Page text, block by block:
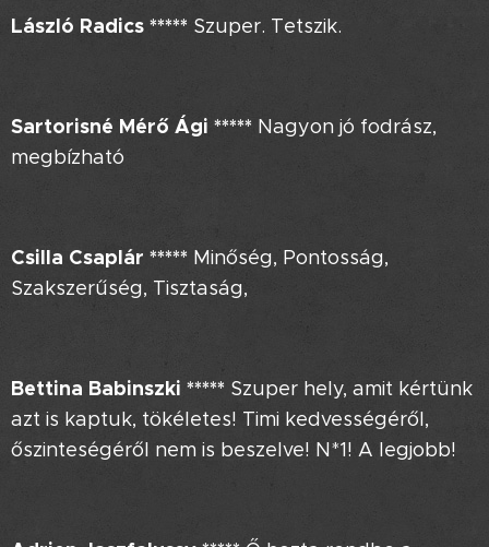
László Radics ***** Szuper. Tetszik.
Sartorisné Mérő Ági ***** Nagyon jó fodrász,
megbízható
Csilla Csaplár ***** Minőség, Pontosság,
Szakszerűség, Tisztaság,
Bettina Babinszki ***** Szuper hely, amit kértünk
azt is kaptuk, tökéletes! Timi kedvességéről,
őszinteségéről nem is beszelve! N*1! A legjobb!